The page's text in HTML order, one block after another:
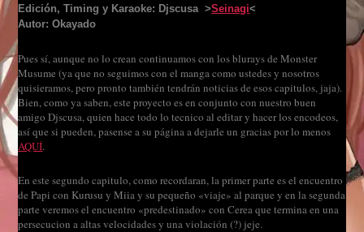
Edición, Timing y Karaoke: Djscusa >Seinagi<
Autor: Okayado
Pues sí, aunque no lo crean continuamos con los blurays de Monster
Musume (ya que no seguimos con el manga como ustedes y nosotros
quisieramos, pero pronto también tendrán noticias de esos capitulos, jaja).
Bien, como ya saben, este proyecto es en conjunto con nuestro buen
amigo Djscusa, quien hace todo lo tecnico al editar y hacer los encodeos,
así que si pueden, pasense a su página a dejarle un gracias por lo menos
AQUÍ.
En este segundo capitulo, como recordaran, la primer parte es el encuentro
de Papi con Kurusu y Miia y su pequeño «viaje» al parque y en la segunda
parte veremos el encuentro «predestinado» con Cerea que termina en una
persecucion a altas velocidades y una violación (?) jeje.